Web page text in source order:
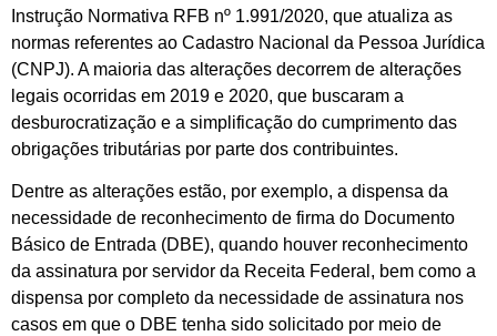
Instrução Normativa RFB nº 1.991/2020, que atualiza as
normas referentes ao Cadastro Nacional da Pessoa Jurídica
(CNPJ). A maioria das alterações decorrem de alterações
legais ocorridas em 2019 e 2020, que buscaram a
desburocratização e a simplificação do cumprimento das
obrigações tributárias por parte dos contribuintes.
Dentre as alterações estão, por exemplo, a dispensa da
necessidade de reconhecimento de firma do Documento
Básico de Entrada (DBE), quando houver reconhecimento
da assinatura por servidor da Receita Federal, bem como a
dispensa por completo da necessidade de assinatura nos
casos em que o DBE tenha sido solicitado por meio de